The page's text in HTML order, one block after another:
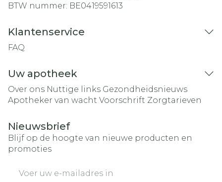
BTW nummer: BE0419591613
Klantenservice
FAQ
Uw apotheek
Over ons Nuttige links Gezondheidsnieuws
Apotheker van wacht Voorschrift Zorgtarieven
Nieuwsbrief
Blijf op de hoogte van nieuwe producten en
promoties